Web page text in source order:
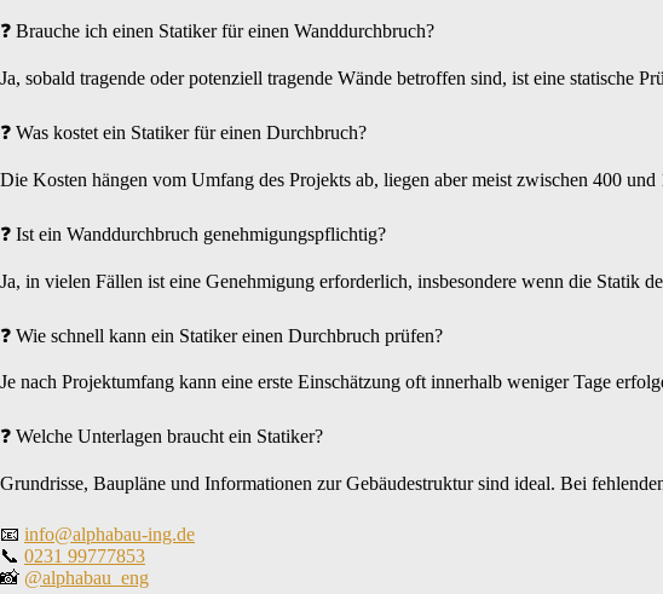
❓ Brauche ich einen Statiker für einen Wanddurchbruch?
Ja, sobald tragende oder potenziell tragende Wände betroffen sind, ist eine statische
❓ Was kostet ein Statiker für einen Durchbruch?
Die Kosten hängen vom Umfang des Projekts ab, liegen aber meist zwischen 400
❓ Ist ein Wanddurchbruch genehmigungspflichtig?
Ja, in vielen Fällen ist eine Genehmigung erforderlich, insbesondere wenn die Statik
❓ Wie schnell kann ein Statiker einen Durchbruch prüfen?
Je nach Projektumfang kann eine erste Einschätzung oft innerhalb weniger Tage
❓ Welche Unterlagen braucht ein Statiker?
Grundrisse, Baupläne und Informationen zur Gebäudestruktur sind ideal. Bei
📧 info@alphabau-ing.de
📞 0231 99777853
📸 @alphabau_eng